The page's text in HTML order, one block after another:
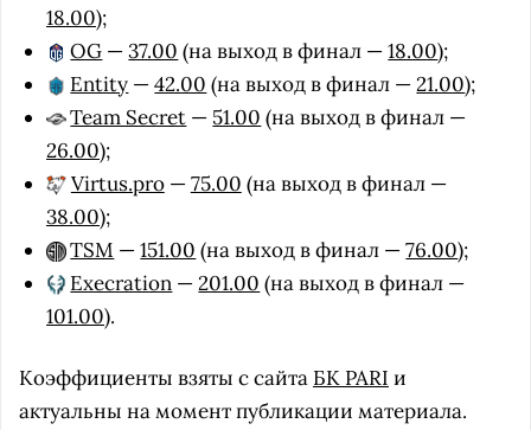
18.00);
OG —37.00 (на выход в финал —18.00);
Entity —42.00 (на выход в финал —21.00);
Team Secret — 51.00 (на выход в финал —
26.00);
Virtus.pro—75.00 (на выход в финал —
38.00);
TSM —151.00 (на выход в финал —76.00);
Execration —201.00 (на выход в финал —
101.00).
Коэффициенты взяты с сайта БК PARI и
актуальны на момент публикации материала.